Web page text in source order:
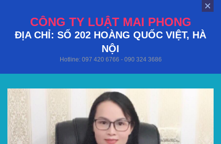
CÔNG TY LUẬT MAI PHONG
ĐỊA CHỈ: SỐ 202 HOÀNG QUỐC VIỆT, HÀ
NỘI
Hotline: 097 420 6766 - 090 324 3686